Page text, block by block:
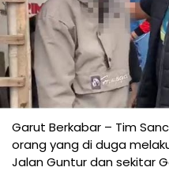
Garut Berkabar – Tim
orang yang di duga
Jalan Guntur dan sekitar